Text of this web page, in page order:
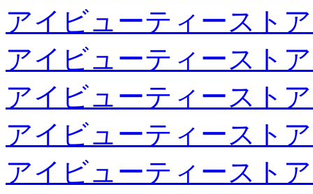
アイビューティースト
アイビューティースト
アイビューティースト
アイビューティースト
アイビューティースト